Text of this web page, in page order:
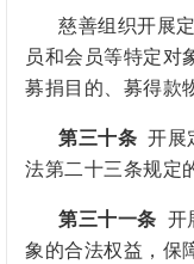
慈善组织开展
员和会员等特定对
募捐目的、募得款
第三十条 开展
法第二十三条规定
第三十一条 开
象的合法权益，保